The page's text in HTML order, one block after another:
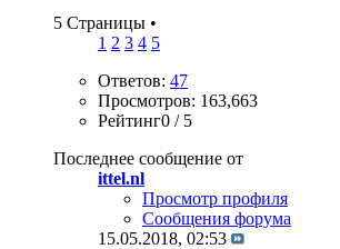
5 Страницы •
1 2 3 4 5
Ответов: 47
Просмотров: 163,663
Рейтинг0 / 5
Последнее сообщение от
ittel.nl
Просмотр профиля
Сообщения форума
15.05.2018, 02:53